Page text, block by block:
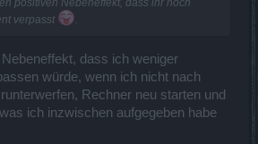
positiven Nebeneffekt, dass ihr noch
verpasst
.
dass ich weniger
würde, wenn ich nicht nach
Rechner neu starten und
ich inzwischen aufgegeben habe